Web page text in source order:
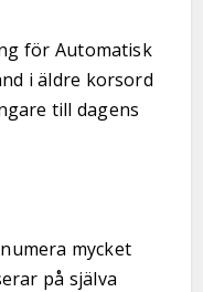
för Automatisk
i äldre korsord
till dagens
mycket
på själva